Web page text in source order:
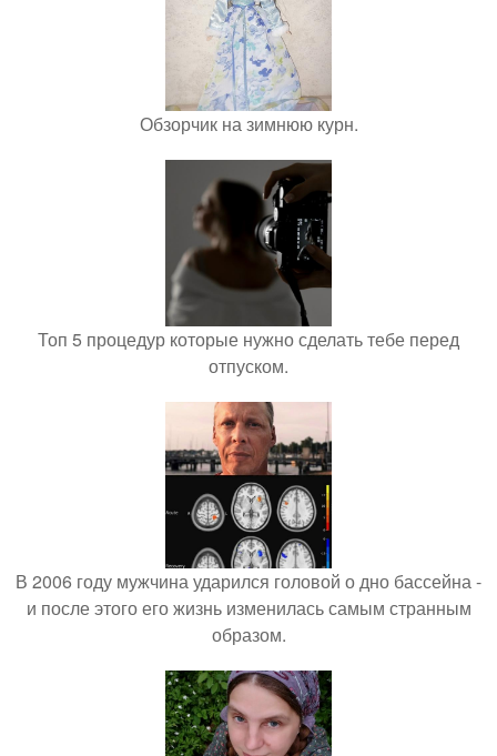
Обзорчик на зимнюю курн.
Топ 5 процедур которые нужно сделать тебе перед
отпуском.
В 2006 году мужчина ударился головой о дно бассейна -
и после этого его жизнь изменилась самым странным
образом.